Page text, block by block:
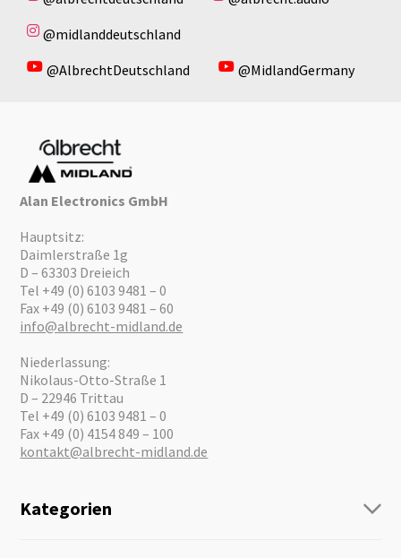
@midlanddeutschland
@AlbrechtDeutschland
@MidlandGermany
Alan Electronics GmbH
Hauptsitz:
Daimlerstraße 1g
D – 63303 Dreieich
Tel +49 (0) 6103 9481 – 0
Fax +49 (0) 6103 9481 – 60
info@albrecht-midland.de
Niederlassung:
Nikolaus-Otto-Straße 1
D – 22946 Trittau
Tel +49 (0) 6103 9481 – 0
Fax +49 (0) 4154 849 – 100
kontakt@albrecht-midland.de
Kategorien